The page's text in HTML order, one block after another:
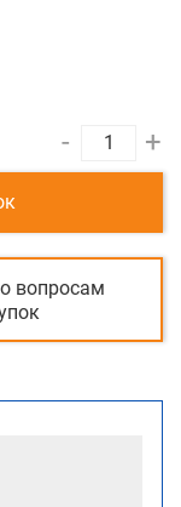
- +
вопросам